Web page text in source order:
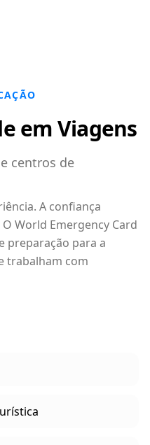
em Viagens
centros de
A confiança
World Emergency Card
preparação para a
trabalham com